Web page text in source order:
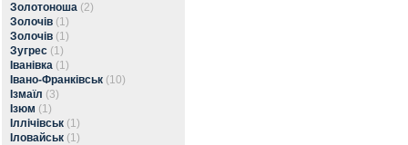
Золотоноша (2)
Золочів (1)
Золочів (1)
Зугрес (1)
Іванівка (1)
Івано-Франківськ (10)
Ізмаїл (3)
Ізюм (1)
Іллічівськ (1)
Іловайськ (1)